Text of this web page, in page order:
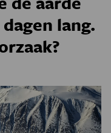
GESCHIEDENIS
BLOGS
AGENDA
lang.